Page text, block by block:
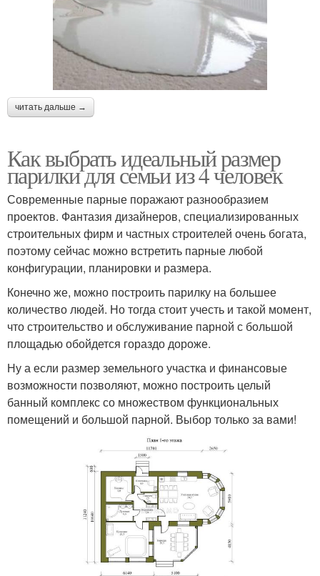
читать дальше →
Как выбрать идеальный размер
парилки для семьи из 4 человек
Современные парные поражают разнообразием
проектов. Фантазия дизайнеров, специализированных
строительных фирм и частных строителей очень богата,
поэтому сейчас можно встретить парные любой
конфигурации, планировки и размера.
Конечно же, можно построить парилку на большее
количество людей. Но тогда стоит учесть и такой момент,
что строительство и обслуживание парной с большой
площадью обойдется гораздо дороже.
Ну а если размер земельного участка и финансовые
возможности позволяют, можно построить целый
банный комплекс со множеством функциональных
помещений и большой парной. Выбор только за вами!